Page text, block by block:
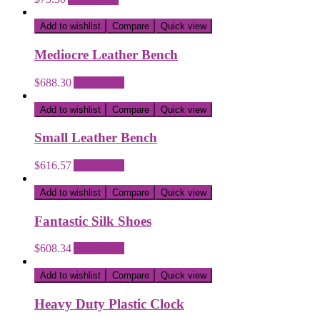
Add to wishlist Compare Quick view
Mediocre Leather Bench
$688.30
Add to wishlist Compare Quick view
Small Leather Bench
$616.57
Add to wishlist Compare Quick view
Fantastic Silk Shoes
$608.34
Add to wishlist Compare Quick view
Heavy Duty Plastic Clock